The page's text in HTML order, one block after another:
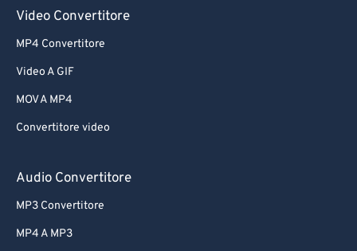
Video Convertitore
MP4 Convertitore
Video A GIF
MOV A MP4
Convertitore video
Audio Convertitore
MP3 Convertitore
MP4 A MP3